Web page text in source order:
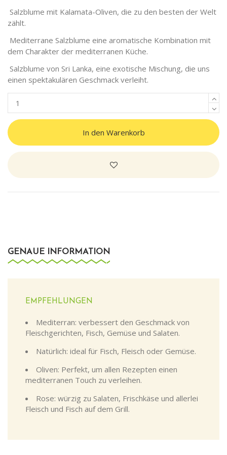
Salzblume mit Kalamata-Oliven, die zu den besten der Welt
zählt.
Mediterrane Salzblume eine aromatische Kombination mit
dem Charakter der mediterranen Küche.
Salzblume von Sri Lanka, eine exotische Mischung, die uns
einen spektakulären Geschmack verleiht.
In den Warenkorb
GENAUE INFORMATION
EMPFEHLUNGEN
Mediterran: verbessert den Geschmack von
Fleischgerichten, Fisch, Gemüse und Salaten.
Natürlich: ideal für Fisch, Fleisch oder Gemüse.
Oliven: Perfekt, um allen Rezepten einen
mediterranen Touch zu verleihen.
Rose: würzig zu Salaten, Frischkäse und allerlei
Fleisch und Fisch auf dem Grill.